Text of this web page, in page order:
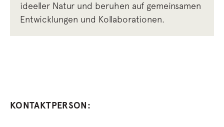
ideeller Natur und beruhen auf gemeinsamen
Entwicklungen und Kollaborationen.
KONTAKTPERSON: